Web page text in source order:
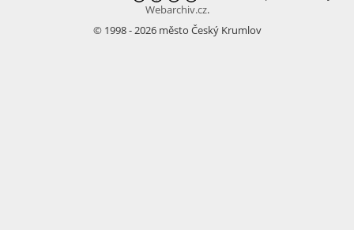
Webarchiv.cz.
© 1998 - 2026 město Český Krumlov